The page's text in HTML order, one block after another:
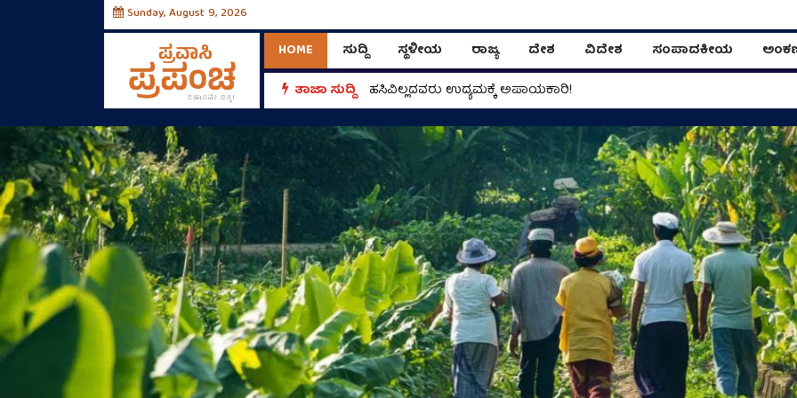
Sunday, August 9, 2026
HOME ಸುದ್ದಿ ಸ್ಥಳೀಯ ರಾಜ್ಯ ದೇಶ ವಿದೇಶ ಸಂಪಾದಕೀಯ
ತಾಜಾ ಸುದ್ದಿ
ಹಸಿವಿಲ್ಲದವರು ಉದ್ಯಮಕ್ಕೆ ಅಪಾಯಕಾರಿ!